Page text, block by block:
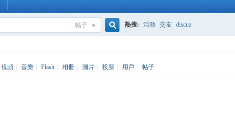
帖子 熱搜: 活動 交友 discuz
視頻 音樂 Flash 相冊 圖片 投票 用戶 帖子